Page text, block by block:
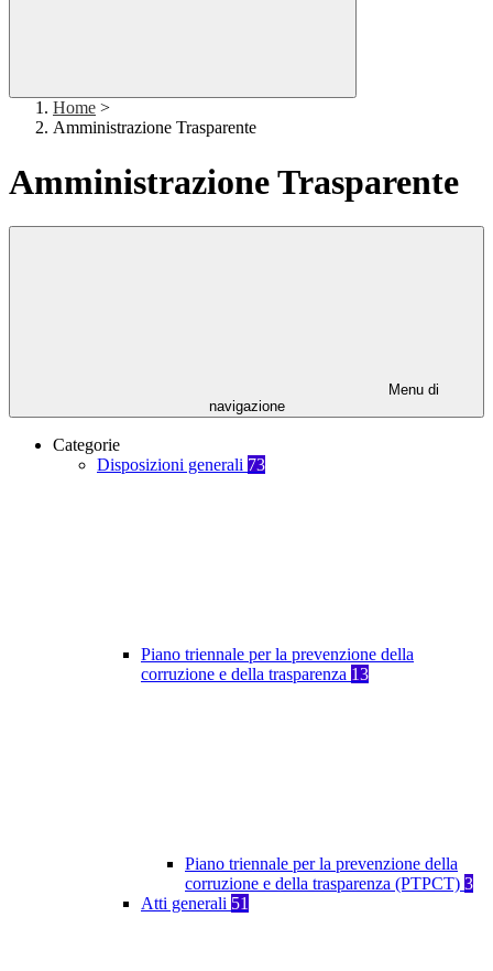
Home >
Amministrazione Trasparente
Amministrazione Trasparente
Menu di
navigazione
Categorie
Disposizioni generali 73
Piano triennale per la prevenzione della
corruzione e della trasparenza 13
Piano triennale per la prevenzione della
corruzione e della trasparenza (PTPCT) 3
Atti generali 51